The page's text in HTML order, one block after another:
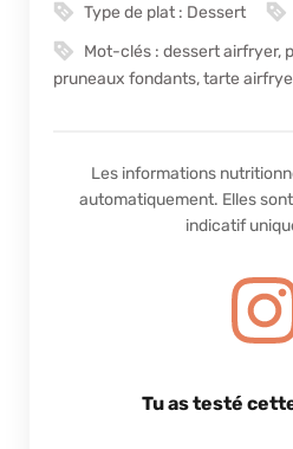
Type de plat : Dessert
Mot-clés :dessert airfryer,
pruneaux fondants, tarte
Les informations nutritionnelles sont calculées
automatiquement. Elles
indicatif
Tu as testé